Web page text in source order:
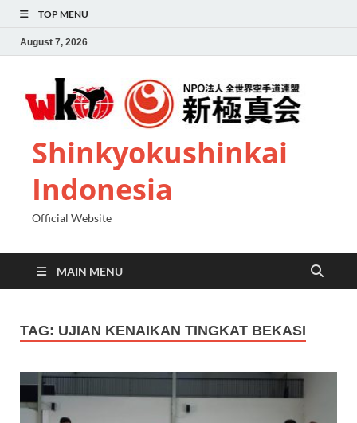
TOP MENU
August 7, 2026
Shinkyokushinkai
Indonesia
Official Website
MAIN MENU
TAG: UJIAN KENAIKAN TINGKAT BEKASI